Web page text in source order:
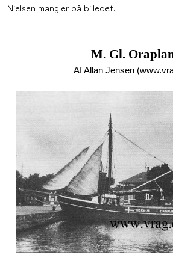
Nielsen mangler på billedet.
M. Gl.
Af Allan Jensen